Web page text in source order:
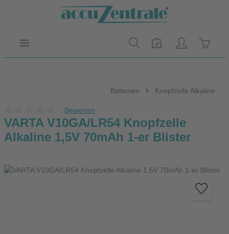
Zum Hauptinhalt springen
Batterien Knopfzelle Alkaline
Durchschnittliche Bewertung von 0 von 5 Sternen
Bewerten
VARTA V10GA/LR54 Knopfzelle
Alkaline 1,5V 70mAh 1-er Blister
Bildergalerie überspringen